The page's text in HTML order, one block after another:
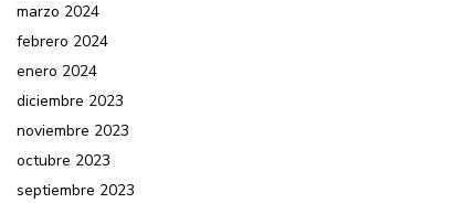
marzo 2024
febrero 2024
enero 2024
diciembre 2023
noviembre 2023
octubre 2023
septiembre 2023